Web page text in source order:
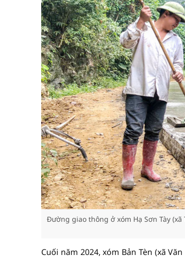
Đường giao thông ở xóm Hạ Sơn Tày
Cuối năm 2024, xóm Bản Tèn (xã